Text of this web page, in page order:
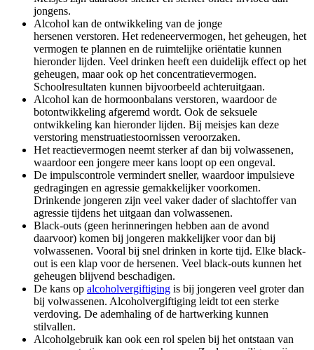
jongens.
Alcohol kan de ontwikkeling van de jonge
hersenen verstoren. Het redeneervermogen, het geheugen, het
vermogen te plannen en de ruimtelijke oriëntatie kunnen
hieronder lijden. Veel drinken heeft een duidelijk effect op het
geheugen, maar ook op het concentratievermogen.
Schoolresultaten kunnen bijvoorbeeld achteruitgaan.
Alcohol kan de hormoonbalans verstoren, waardoor de
botontwikkeling afgeremd wordt. Ook de seksuele
ontwikkeling kan hieronder lijden. Bij meisjes kan deze
verstoring menstruatiestoornissen veroorzaken.
Het reactievermogen neemt sterker af dan bij volwassenen,
waardoor een jongere meer kans loopt op een ongeval.
De impulscontrole vermindert sneller, waardoor impulsieve
gedragingen en agressie gemakkelijker voorkomen.
Drinkende jongeren zijn veel vaker dader of slachtoffer van
agressie tijdens het uitgaan dan volwassenen.
Black-outs (geen herinneringen hebben aan de avond
daarvoor) komen bij jongeren makkelijker voor dan bij
volwassenen. Vooral bij snel drinken in korte tijd. Elke black-
out is een klap voor de hersenen. Veel black-outs kunnen het
geheugen blijvend beschadigen.
De kans op alcoholvergiftiging is bij jongeren veel groter dan
bij volwassenen. Alcoholvergiftiging leidt tot een sterke
verdoving. De ademhaling of de hartwerking kunnen
stilvallen.
Alcoholgebruik kan ook een rol spelen bij het ontstaan van